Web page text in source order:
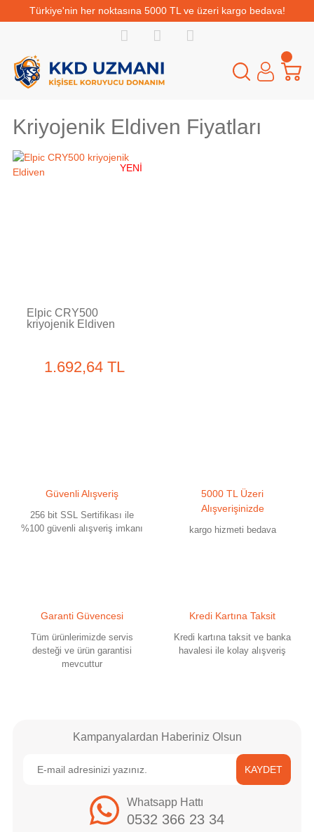
Türkiye'nin her noktasına 5000 TL ve üzeri kargo bedava!
Kriyojenik Eldiven Fiyatları
YENİ
Elpic CRY500
kriyojenik Eldiven
1.692,64 TL
Güvenli Alışveriş
256 bit SSL Sertifikası ile
%100 güvenli alışveriş imkanı
5000 TL Üzeri
Alışverişinizde
kargo hizmeti bedava
Garanti Güvencesi
Tüm ürünlerimizde servis
desteği ve ürün garantisi
mevcuttur
Kredi Kartına Taksit
Kredi kartına taksit ve banka
havalesi ile kolay alışveriş
Kampanyalardan Haberiniz Olsun
KAYDET
Whatsapp Hattı
0532 366 23 34